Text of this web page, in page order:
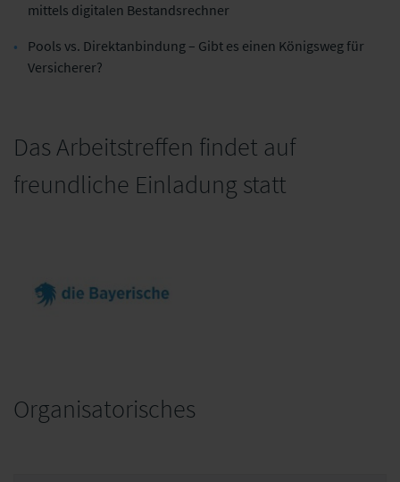
mittels digitalen Bestandsrechner
Pools vs. Direktanbindung – Gibt es einen Königsweg für
Versicherer?
Das Arbeitstreffen findet auf
freundliche Einladung statt
Organisatorisches